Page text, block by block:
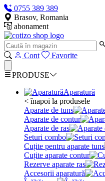
0755 389 389
Brasov, Romania
abonament
Cont Favorite
PRODUSE
Aparatură
< înapoi la produsele
Aparate de tuns
Aparate de contur
Aparate de ras
Seturi combo
Cuțite pentru aparate tuns
Cuțite aparate contur
Rezerve aparate ras
Accesorii aparatură